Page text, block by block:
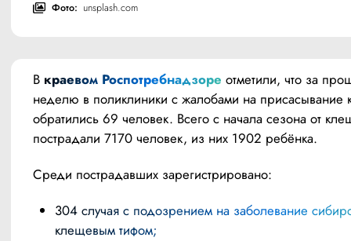
Фото: unsplash.com
В краевом Роспотребнадзоре отметили, что за
неделю в поликлиники с жалобами на
обратились 69 человек. Всего с начала сезона от
пострадали 7170 человек, из них 1902 ребёнка.
Среди пострадавших зарегистрировано:
304 случая с подозрением на заболевание сибирским
клещевым тифом;